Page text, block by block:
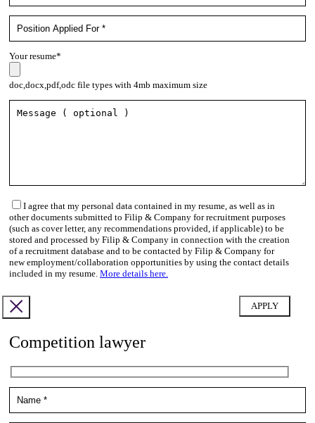
Your resume*
doc,docx,pdf,odc file types with 4mb maximum size
I agree that my personal data contained in my resume, as well as in
other documents submitted to Filip & Company for recruitment purposes
(such as cover letter, any recommendations provided, if applicable) to be
stored and processed by Filip & Company in connection with the creation
of a recruitment database and to be contacted by Filip & Company for
new employment/collaboration opportunities by using the contact details
included in my resume. More details here.
Competition lawyer